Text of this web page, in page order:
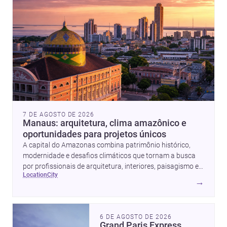
7 DE AGOSTO DE 2026
Manaus: arquitetura, clima amazônico e
oportunidades para projetos únicos
A capital do Amazonas combina patrimônio histórico,
modernidade e desafios climáticos que tornam a busca
por profissionais de arquitetura, interiores, paisagismo e
obras ainda mais estratégica.
location city
→
6 DE AGOSTO DE 2026